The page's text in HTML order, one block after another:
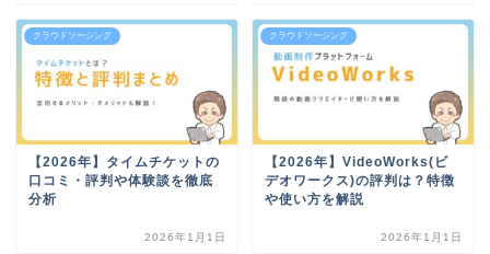
クラウドソーシング
【2026年】タイムチケットの
口コミ・評判や体験談を徹底
分析
2026年1月1日
クラウドソーシング
【2026年】VideoWorks(ビ
デオワークス)の評判は？特徴
や使い方を解説
2026年1月1日